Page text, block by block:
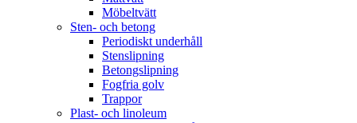
Möbeltvätt
Sten- och betong
Periodiskt underhåll
Stenslipning
Betongslipning
Fogfria golv
Trappor
Plast- och linoleum